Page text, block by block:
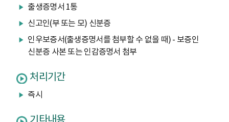
출생증명서 1통
신고인(부 또는 모) 신분증
인우보증서(출생증명서를 첨부할 수 없을 때) - 보증인
신분증 사본 또는 인감증명서 첨부
처리기간
즉시